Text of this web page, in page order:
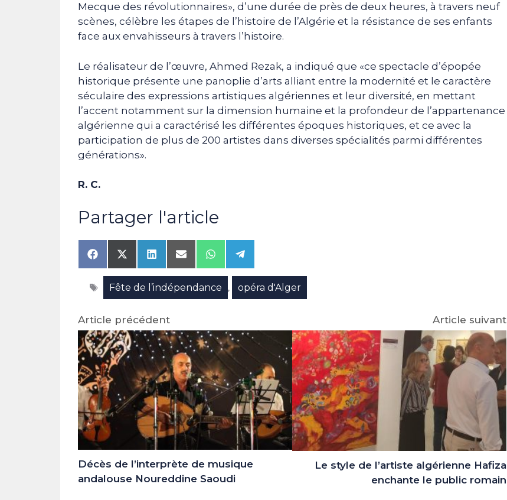
Mecque des révolutionnaires», d’une durée de près de deux heures, à travers neuf
scènes, célèbre les étapes de l’histoire de l’Algérie et la résistance de ses enfants
face aux envahisseurs à travers l’histoire.
Le réalisateur de l’œuvre, Ahmed Rezak, a indiqué que «ce spectacle d’épopée
historique présente une panoplie d’arts alliant entre la modernité et le caractère
séculaire des expressions artistiques algériennes et leur diversité, en mettant
l’accent notamment sur la dimension humaine et la profondeur de l’appartenance
algérienne qui a caractérisé les différentes époques historiques, et ce avec la
participation de plus de 200 artistes dans diverses spécialités parmi différentes
générations».
R. C.
Partager l'article
Share
on
Facebook
Share
on
X
(Twitter)
Share
on
LinkedIn
Share
on
Email
Share
on
WhatsApp
Share
on
Telegram
Étiquettes
Fête de l’indépendance , opéra d'Alger
Article précédent
Décès de l’interprète de musique
andalouse Noureddine Saoudi
Article suivant
Le style de l’artiste algérienne Hafiza
enchante le public romain